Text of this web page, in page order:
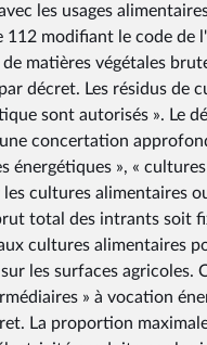
les usages
modifiant le code de
matières végétales
décret. Les résidus de
sont autorisés ». Le
concertation
», «
cultures alimentaires
total des intrants soit
cultures alimentaires
les surfaces agricoles.
» à vocation
La proportion